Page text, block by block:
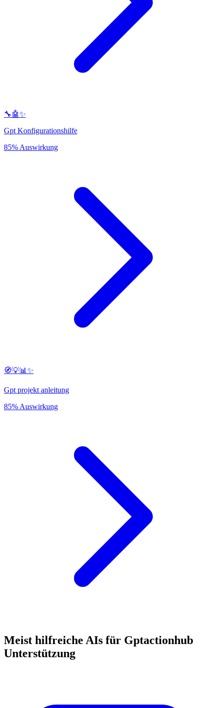
🔧🤖✨
Gpt Konfigurationshilfe
85% Auswirkung
🧭💡📊✨
Gpt projekt anleitung
85% Auswirkung
Meist hilfreiche AIs für Gptactionhub
Unterstützung